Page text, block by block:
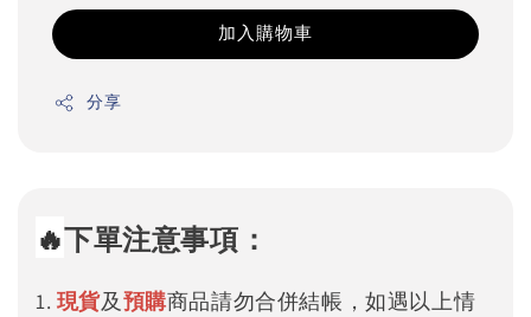
加入購物車
分享
🔥下單注意事項：
1. 現貨及預購商品請勿合併結帳，如遇以上情